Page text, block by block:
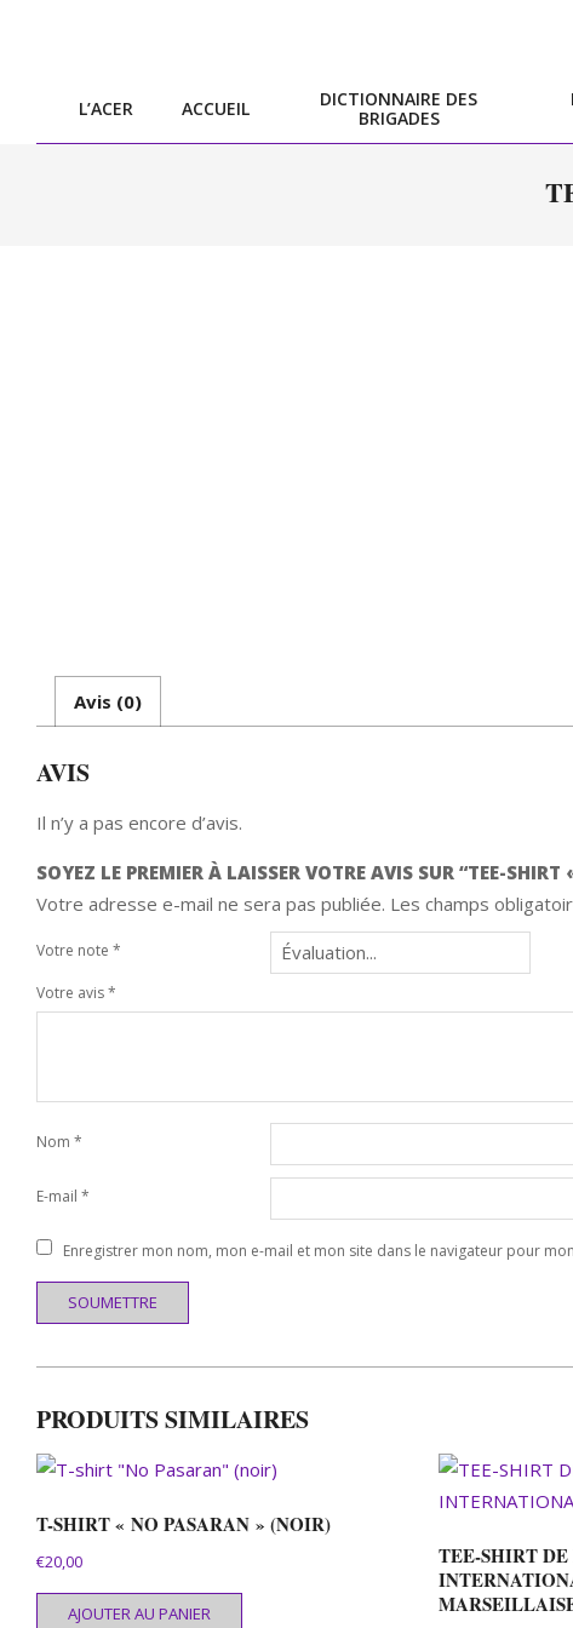
L’ACER ACCUEIL
DICTIONNAIRE DES
BRIGADES
Avis (0)
AVIS
Il n’y a pas encore d’avis.
SOYEZ LE PREMIER À LAISSER VOTRE AVIS SUR “TEE-
Votre adresse e-mail ne sera pas publiée. Les champs
Votre note *
Votre avis*
Nom *
E-mail *
Enregistrer mon nom, mon e-mail et mon site dans le navigateur pour
PRODUITS SIMILAIRES
T-SHIRT « NO PASARAN » (NOIR)
€20,00
AJOUTER AU PANIER
TEE-SHIRT